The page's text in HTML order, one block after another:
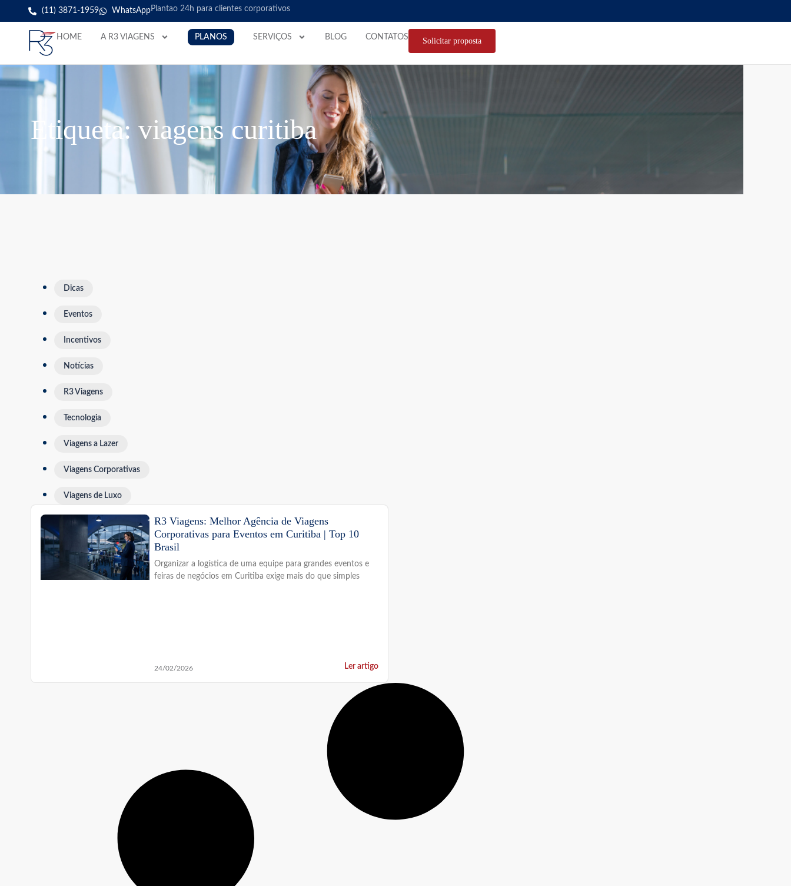
(11) 3871-1959 WhatsAppPlantao 24h para clientes corporativos
HOME A R3 VIAGENS PLANOS SERVIÇOS BLOG CONTATOS Solicitar proposta
Etiqueta: viagens curitiba
Dicas
Eventos
Incentivos
Notícias
R3 Viagens
Tecnologia
Viagens a Lazer
Viagens Corporativas
Viagens de Luxo
R3 Viagens: Melhor Agência de Viagens
Corporativas para Eventos em Curitiba | Top 10
Brasil
24/02/2026
Organizar a logística de uma equipe para grandes eventos e
feiras de negócios em Curitiba exige mais do que simples
Ler artigo